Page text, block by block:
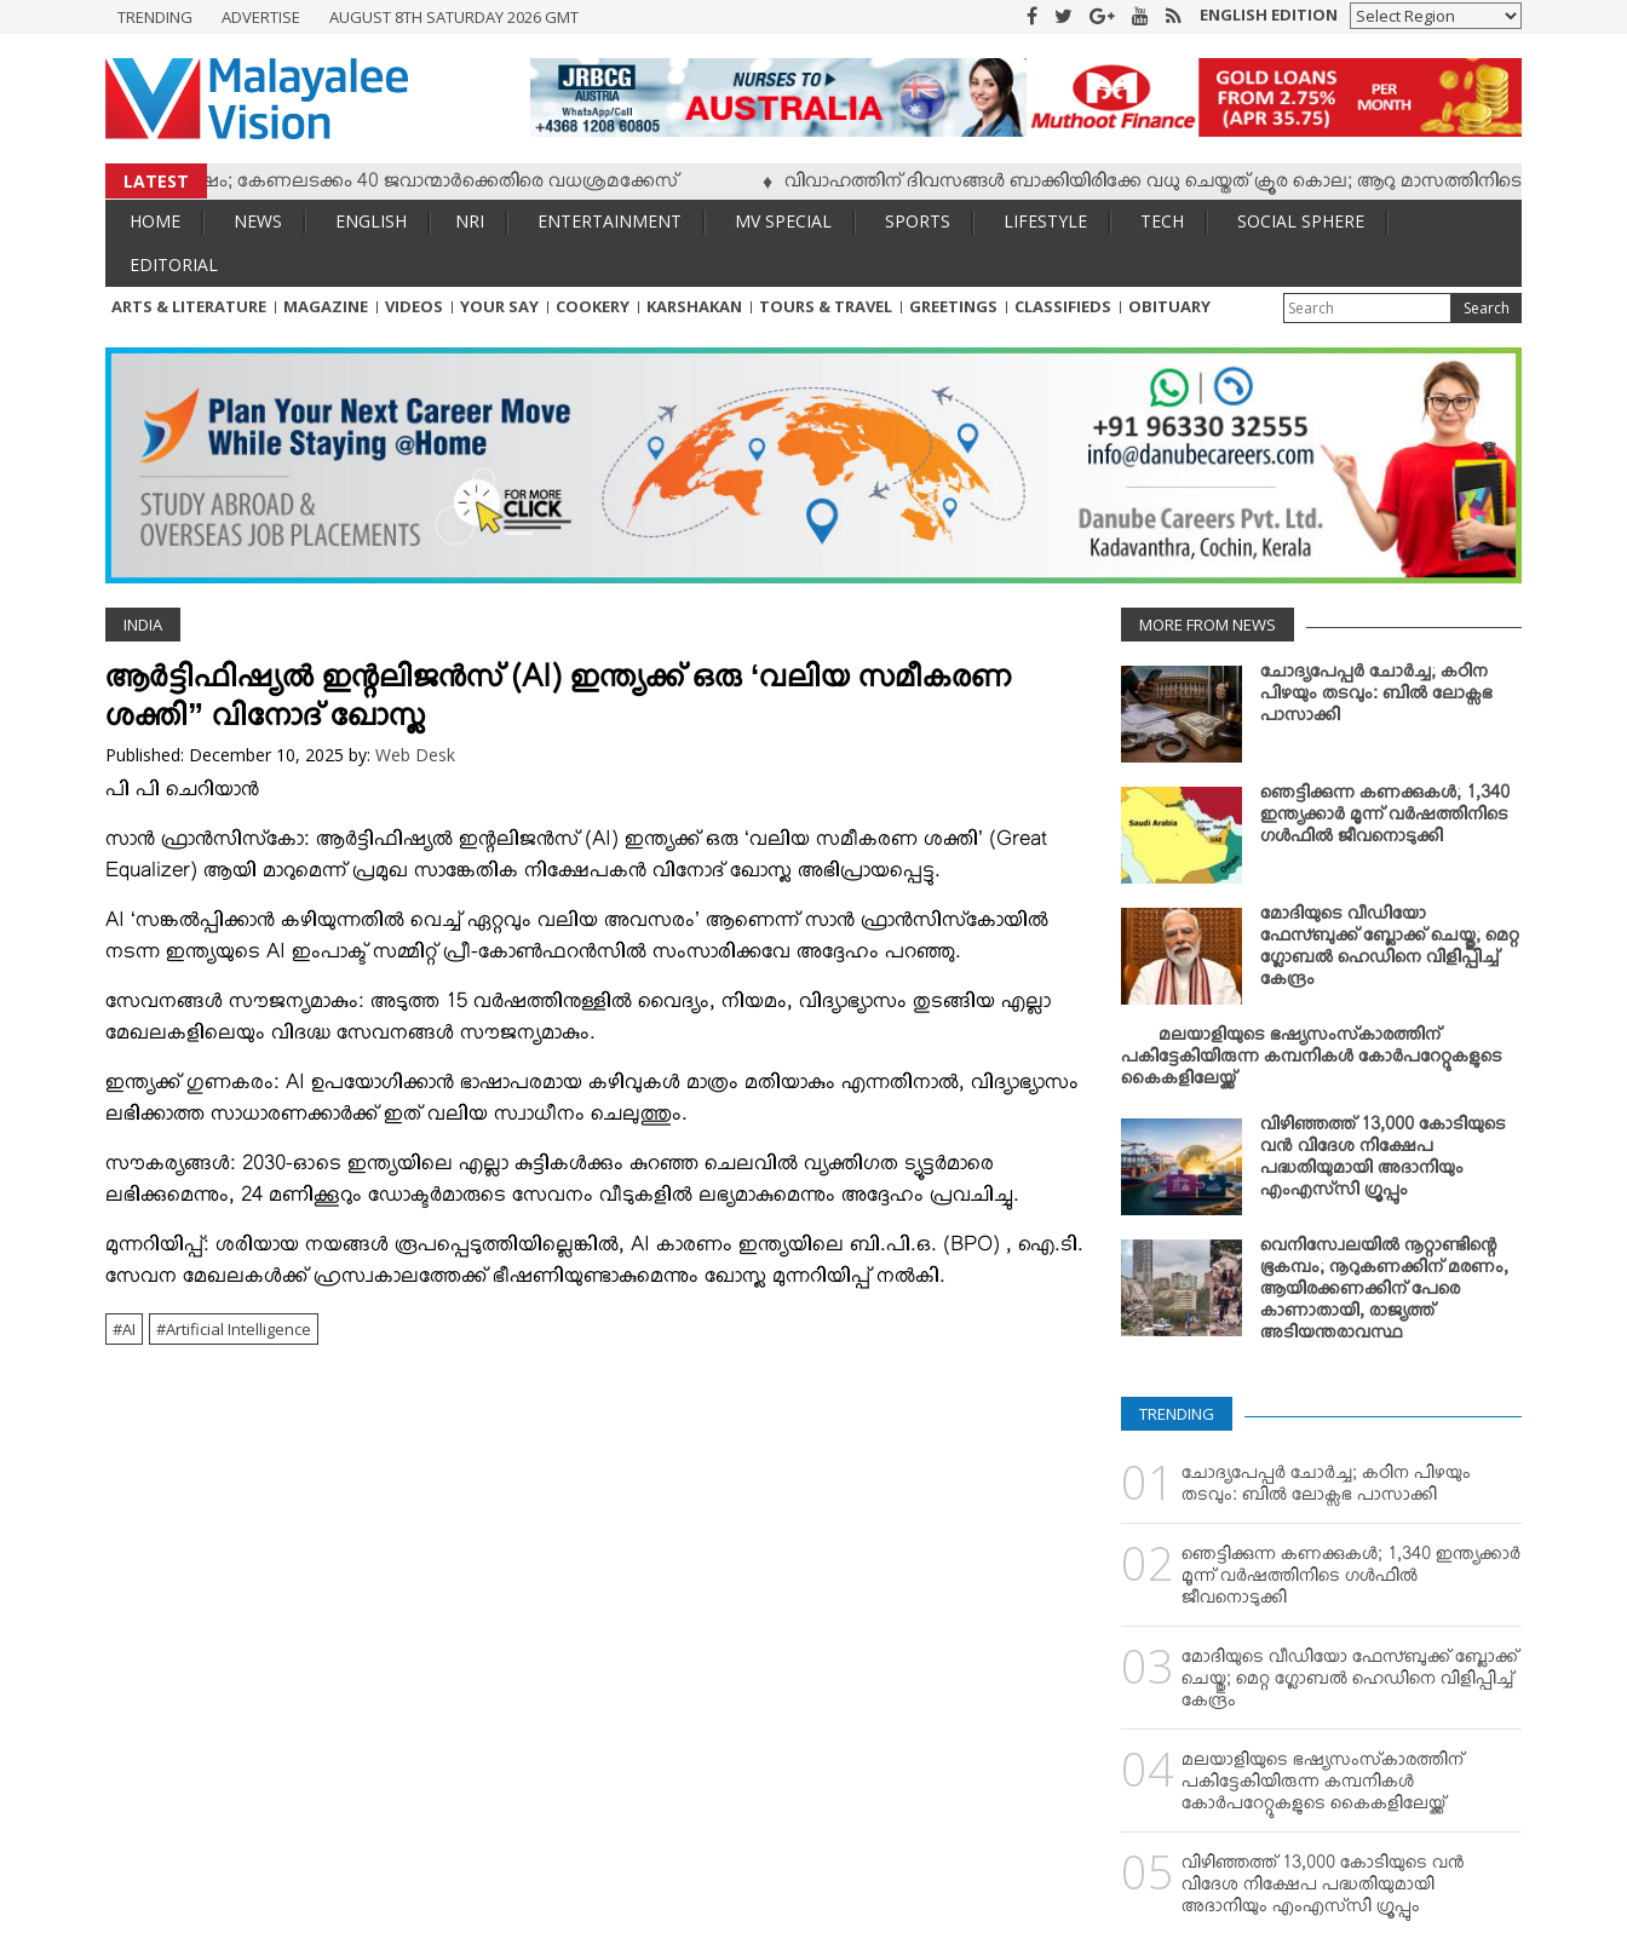
ENTERTAINMENT
TECH & AUTO
ARTS & LITERATURE
TOURS & TRAVEL
TRENDING ADVERTISE AUGUST 8TH SATURDAY 2026 GMT ENGLISH EDITION
LATEST
സംഘര്‍ഷം; കേണലടക്കം 40 ജവാന്മാര്‍ക്കെതിരെ വധശ്രമക്കേസ് വിവാഹത്തിന് ദിവസങ്ങള്‍ ബാക്കിയിരിക്കേ വധു ചെയ്തത് ക്രൂര കൊല; ആറു മാസത്തിനിടെ കാമുകനുമായി
HOME NEWS ENGLISH NRI ENTERTAINMENT MV SPECIAL SPORTS LIFESTYLE TECH
SOCIAL SPHERE
EDITORIAL
ARTS & LITERATURE MAGAZINE VIDEOS YOUR SAY COOKERY KARSHAKAN TOURS & TRAVEL GREETINGS CLASSIFIEDS OBITUARY Search
INDIA
ആര്‍ട്ടിഫിഷ്യല്‍ ഇന്റലിജന്‍സ് (AI) ഇന്ത്യക്ക് ഒരു ‘വലിയ സമീകരണ
ശക്തി” വിനോദ് ഖോസ്ല
Published: December 10, 2025 by: Web Desk
പി പി ചെറിയാന്‍
സാന്‍ ഫ്രാന്‍സിസ്‌കോ: ആര്‍ട്ടിഫിഷ്യല്‍ ഇന്റലിജന്‍സ് (AI) ഇന്ത്യക്ക് ഒരു ‘വലിയ സമീകരണ ശക്തി’ (Great
Equalizer) ആയി മാറുമെന്ന് പ്രമുഖ സാങ്കേതിക നിക്ഷേപകന്‍ വിനോദ് ഖോസ്ല അഭിപ്രായപ്പെട്ടു.
AI ‘സങ്കല്‍പ്പിക്കാന്‍ കഴിയുന്നതില്‍ വെച്ച് ഏറ്റവും വലിയ അവസരം’ ആണെന്ന് സാന്‍ ഫ്രാന്‍സിസ്‌കോയില്‍
നടന്ന ഇന്ത്യയുടെ AI ഇംപാക്ട് സമ്മിറ്റ് പ്രീ-കോണ്‍ഫറന്‍സില്‍ സംസാരിക്കവേ അദ്ദേഹം പറഞ്ഞു.
സേവനങ്ങള്‍ സൗജന്യമാകും: അടുത്ത 15 വര്‍ഷത്തിനുള്ളില്‍ വൈദ്യം, നിയമം, വിദ്യാഭ്യാസം തുടങ്ങിയ എല്ലാ
മേഖലകളിലെയും വിദഗ്ദ്ധ സേവനങ്ങള്‍ സൗജന്യമാകും.
ഇന്ത്യക്ക് ഗുണകരം: AI ഉപയോഗിക്കാന്‍ ഭാഷാപരമായ കഴിവുകള്‍ മാത്രം മതിയാകും എന്നതിനാല്‍, വിദ്യാഭ്യാസം
ലഭിക്കാത്ത സാധാരണക്കാര്‍ക്ക് ഇത് വലിയ സ്വാധീനം ചെലുത്തും.
സൗകര്യങ്ങള്‍: 2030-ഓടെ ഇന്ത്യയിലെ എല്ലാ കുട്ടികള്‍ക്കും കുറഞ്ഞ ചെലവില്‍ വ്യക്തിഗത ട്യൂട്ടര്‍മാരെ
ലഭിക്കുമെന്നും, 24 മണിക്കൂറും ഡോക്ടര്‍മാരുടെ സേവനം വീടുകളില്‍ ലഭ്യമാകുമെന്നും അദ്ദേഹം പ്രവചിച്ചു.
മുന്നറിയിപ്പ്: ശരിയായ നയങ്ങള്‍ രൂപപ്പെടുത്തിയില്ലെങ്കില്‍, AI കാരണം ഇന്ത്യയിലെ ബി.പി.ഒ. (BPO) , ഐ.ടി.
സേവന മേഖലകള്‍ക്ക് ഹ്രസ്വകാലത്തേക്ക് ഭീഷണിയുണ്ടാകുമെന്നും ഖോസ്ല മുന്നറിയിപ്പ് നല്‍കി.
AI Artificial Intelligence
MORE FROM NEWS
ചോദ്യപേപ്പര്‍ ചോര്‍ച്ച; കഠിന
പിഴയും തടവും: ബില്‍ ലോക്സഭ
പാസാക്കി
ഞെട്ടിക്കുന്ന കണക്കുകള്‍; 1,340
ഇന്ത്യക്കാര്‍ മൂന്ന് വര്‍ഷത്തിനിടെ
ഗള്‍ഫില്‍ ജീവനൊടുക്കി
മോദിയുടെ വീഡിയോ
ഫേസ്ബുക്ക് ബ്ലോക്ക് ചെയ്തു; മെറ്റ
ഗ്ലോബല്‍ ഹെഡിനെ വിളിപ്പിച്ച്
കേന്ദ്രം
മലയാളിയുടെ ഭഷ്യസംസ്‌കാരത്തിന്
പകിട്ടേകിയിരുന്ന കമ്പനികള്‍ കോര്‍പറേറ്റുകളുടെ
കൈകളിലേയ്ക്ക്
വിഴിഞ്ഞത്ത് 13,000 കോടിയുടെ
വന്‍ വിദേശ നിക്ഷേപ
പദ്ധതിയുമായി അദാനിയും
എംഎസ്‌സി ഗ്രൂപ്പും
വെനിസ്വേലയില്‍ നൂറ്റാണ്ടിന്റെ
ഭൂകമ്പം; നൂറുകണക്കിന് മരണം,
ആയിരക്കണക്കിന് പേരെ
കാണാതായി, രാജ്യത്ത്
അടിയന്തരാവസ്ഥ
TRENDING
ചോദ്യപേപ്പര്‍ ചോര്‍ച്ച; കഠിന പിഴയും
തടവും: ബില്‍ ലോക്സഭ പാസാക്കി
ഞെട്ടിക്കുന്ന കണക്കുകള്‍; 1,340 ഇന്ത്യക്കാര്‍
മൂന്ന് വര്‍ഷത്തിനിടെ ഗള്‍ഫില്‍
ജീവനൊടുക്കി
മോദിയുടെ വീഡിയോ ഫേസ്ബുക്ക് ബ്ലോക്ക്
ചെയ്തു; മെറ്റ ഗ്ലോബല്‍ ഹെഡിനെ വിളിപ്പിച്ച്
കേന്ദ്രം
മലയാളിയുടെ ഭഷ്യസംസ്‌കാരത്തിന്
പകിട്ടേകിയിരുന്ന കമ്പനികള്‍
കോര്‍പറേറ്റുകളുടെ കൈകളിലേയ്ക്ക്
വിഴിഞ്ഞത്ത് 13,000 കോടിയുടെ വന്‍
വിദേശ നിക്ഷേപ പദ്ധതിയുമായി
അദാനിയും എംഎസ്‌സി ഗ്രൂപ്പും